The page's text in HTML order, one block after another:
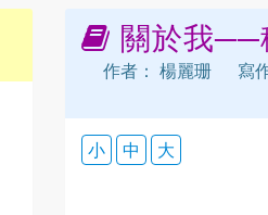
關於我──
作者： 楊麗珊 寫
小 中 大